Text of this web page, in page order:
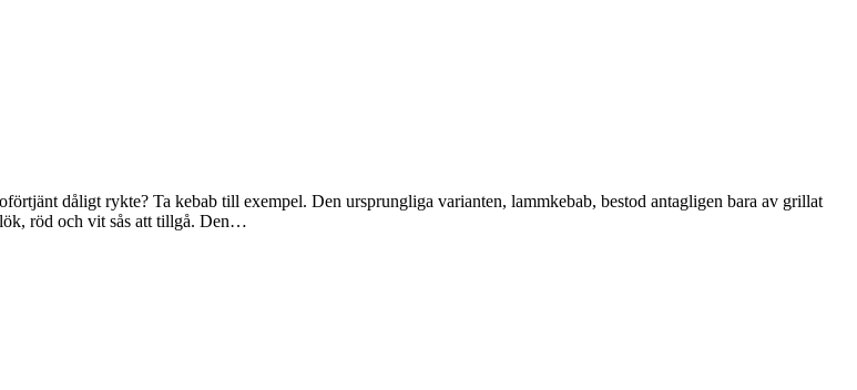
dåligt rykte? Ta kebab till exempel. Den ursprungliga varianten, lammkebab, bestod antagligen bara av grillat
röd och vit sås att tillgå. Den…